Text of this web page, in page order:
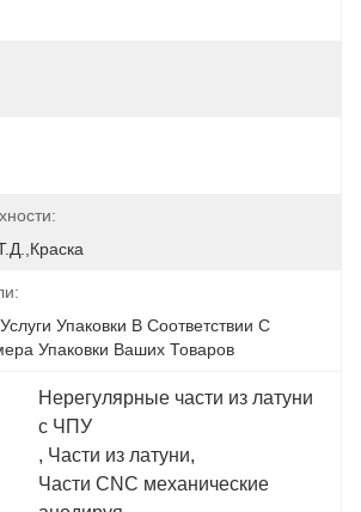
Упаковки В Соответствии С
Упаковки Ваших Товаров
Нерегулярные части из латуни
с ЧПУ
, Части из латуни,
Части CNC механические